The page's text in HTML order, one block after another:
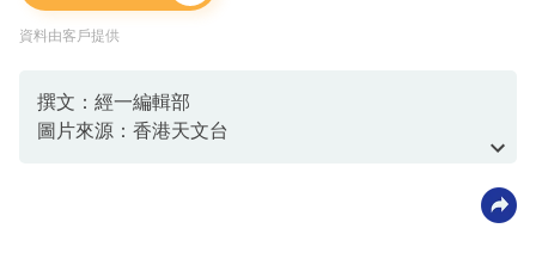
資料由客戶提供
撰文：經一編輯部
圖片來源：香港天文台